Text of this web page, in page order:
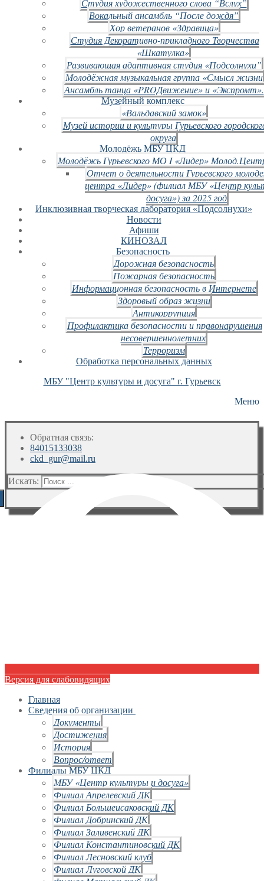
Студия художественного слова “Вслух”
Вокальный ансамбль “После дождя”
Хор ветеранов «Здравица»
Студия Декоративно-прикладного Творчества
«Шкатулка»
Развивающая адаптивная студия «Подсолнухи”
Молодёжная музыкальная группа «Смысл жизни
Ансамбль танца «PROДвижение» и «Экспромт».
Музейный комплекс
«Вальдавский замок»
Музей истории и культуры Гурьевского
округа
Молодёжь МБУ ЦКД
Молодёжь Гурьевского МО I «Лидер»
Отчет о деятельности Гурьевского
центра «Лидер» (филиал МБУ «Центр
досуга») за 2025 год
Инклюзивная творческая лаборатория «Подсолнухи»
Новости
Афиши
КИНОЗАЛ
Безопасность
Дорожная безопасность
Пожарная безопасность
Информационная безопасность в Интернете
Здоровый образ жизни
Антикоррупция
Профилактика безопасности и правонарушения
несовершеннолетних
Терроризм
Обработка персональных данных
МБУ "Центр культуры и досуга" г. Гурьевск
Меню
Обратная связь:
84015133038
ckd_gur@mail.ru
Искать:
Версия для слабовидящих
Главная
Сведения об организации
Документы
Достижения
История
Вопрос/ответ
Филиалы МБУ ЦКД
МБУ «Центр культуры и досуга»
Филиал Апрелевский ДК
Филиал Большеисаковский ДК
Филиал Добринский ДК
Филиал Заливенский ДК
Филиал Константиновский ДК
Филиал Лесновский клуб
Филиал Луговской ДК